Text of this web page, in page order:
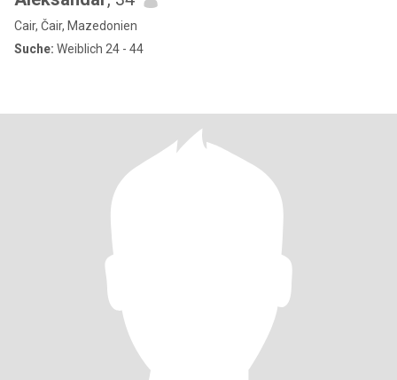
Cair, Čair, Mazedonien
Suche: Weiblich 24 - 44